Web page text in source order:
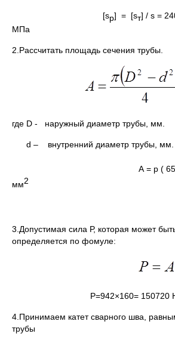
[sp] = [sт] / s =
МПа
2.Рассчитать площадь сечения трубы.
где D - наружный диаметр трубы, мм.
d – внутренний диаметр трубы, мм.
А = p ( 65
мм2
3.Допустимая сила Р, которая может
определяется по фомуле:
P=942×160= 150720
4.Принимаем катет сварного шва,
трубы